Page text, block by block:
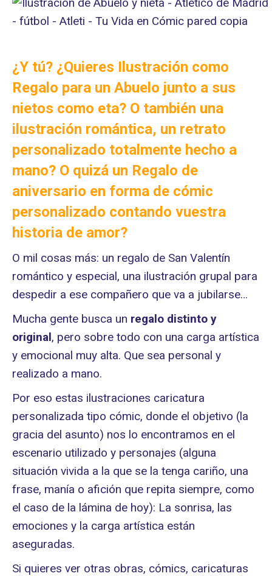
¿Y tú? ¿Quieres Ilustración como
Regalo para un Abuelo junto a sus
nietos como eta? O también una
ilustración romántica, un retrato
personalizado totalmente hecho a
mano? O quizá un Regalo de
aniversario en forma de cómic
personalizado contando vuestra
historia de amor?
O mil cosas más: un regalo de San Valentín
romántico y especial, una ilustración grupal para
despedir a ese compañero que va a jubilarse…
Mucha gente busca un regalo distinto y
original, pero sobre todo con una carga artística
y emocional muy alta. Que sea personal y
realizado a mano.
Por eso estas ilustraciones caricatura
personalizada tipo cómic, donde el objetivo (la
gracia del asunto) nos lo encontramos en el
escenario utilizado y personajes (alguna
situación vivida a la que se la tenga cariño, una
frase, manía o afición que repita siempre, como
el caso de la lámina de hoy): La sonrisa, las
emociones y la carga artística están
aseguradas.
Si quieres ver otras obras, cómics, caricaturas